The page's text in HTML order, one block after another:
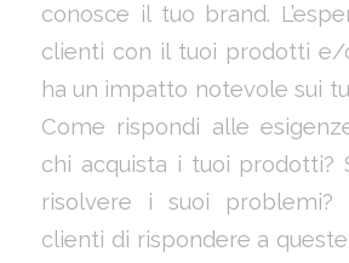
conosce il tuo brand.
clienti con il tuoi prodotti e/
ha un impatto notevole sui
Come rispondi alle
chi acquista i tuoi prodotti?
risolvere i suoi problemi?
clienti di rispondere a